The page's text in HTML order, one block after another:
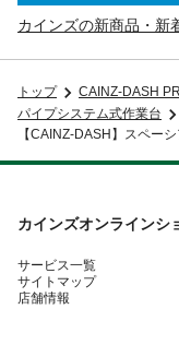
カインズの新商品・新
トップ CAINZ-DASH
パイプシステム式作業台
【CAINZ-DASH】スペー
カインズオンラインシ
サービス一覧
サイトマップ
店舗情報